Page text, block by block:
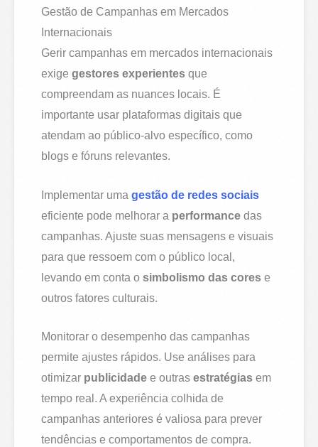
Gestão de Campanhas em Mercados
Internacionais
Gerir campanhas em mercados internacionais
exigegestores experientes que
compreendam as nuances locais. É
importante usar plataformas digitais que
atendam ao público-alvo específico, como
blogs e fóruns relevantes.
Implementar umagestão de redes sociais
eficiente pode melhorar a performance das
campanhas. Ajuste suas mensagens e visuais
para que ressoem com o público local,
levando em conta osimbolismo das cores e
outros fatores culturais.
Monitorar o desempenho das campanhas
permite ajustes rápidos. Use análises para
otimizar publicidade e outrasestratégias em
tempo real. A experiência colhida de
campanhas anteriores é valiosa para prever
tendências e comportamentos de compra.